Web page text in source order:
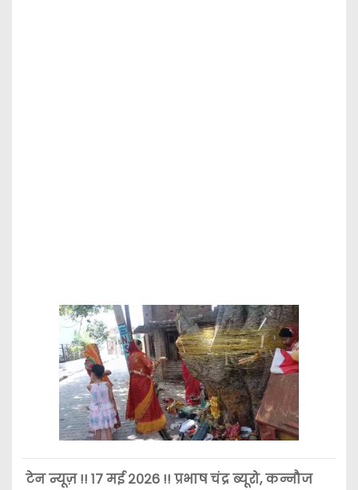
टेन न्यूज़ !! १७ मई २०२6 !! प्रभाष चंद्र ब्यूरो, कन्नौज